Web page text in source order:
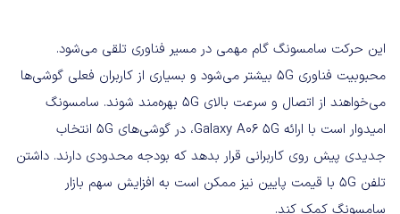
این حرکت سامسونگ گام مهمی در مسیر فناوری تلقی می‌شود.
محبوبیت فناوری 5G بیشتر می‌شود و بسیاری از کاربران فعلی گوشی‌ها
می‌خواهند از اتصال و سرعت بالای 5G بهره‌مند شوند. سامسونگ
امیدوار است با ارائه Galaxy A06 5G، در گوشی‌های 5G انتخاب
جدیدی پیش روی کاربرانی قرار بدهد که بودجه‌ محدودی دارند. داشتن
تلفن 5G با قیمت پایین نیز ممکن است به افزایش سهم بازار